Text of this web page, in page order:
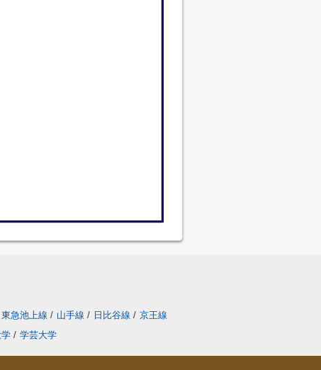
東急池上線 / 山手線 / 日比谷線 / 京王線
/ 学芸大学